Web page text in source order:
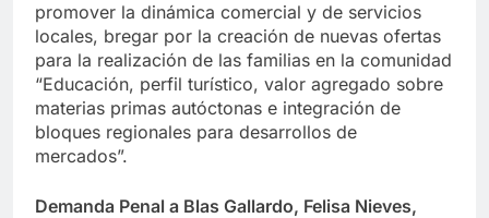
promover la dinámica comercial y de servicios
locales, bregar por la creación de nuevas ofertas
para la realización de las familias en la comunidad
“Educación, perfil turístico, valor agregado sobre
materias primas autóctonas e integración de
bloques regionales para desarrollos de
mercados”.
Demanda Penal a Blas Gallardo, Felisa Nieves,